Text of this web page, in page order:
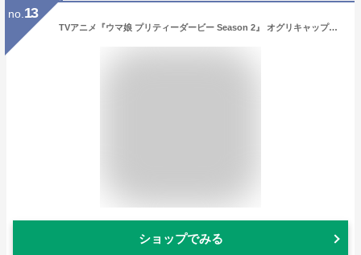
no. 13
TVアニメ『ウマ娘 プリティーダービー Season 2』 オグリキャップのどんぶり
ショップでみる